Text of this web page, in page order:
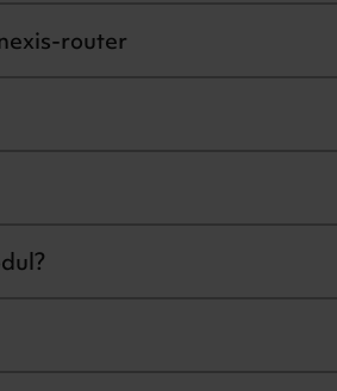
router